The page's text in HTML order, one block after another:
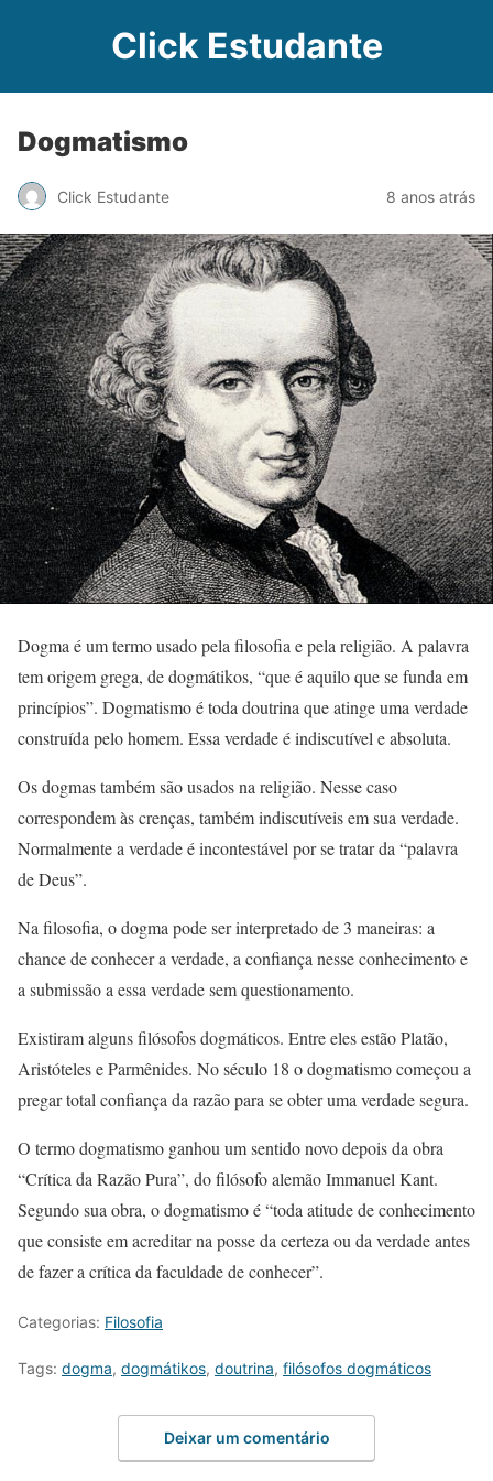
Click Estudante
Dogmatismo
Click Estudante 8 anos atrás
Dogma é um termo usado pela filosofia e pela religião. A palavra
tem origem grega, de dogmátikos, “que é aquilo que se funda em
princípios”. Dogmatismo é toda doutrina que atinge uma verdade
construída pelo homem. Essa verdade é indiscutível e absoluta.
Os dogmas também são usados na religião. Nesse caso
correspondem às crenças, também indiscutíveis em sua verdade.
Normalmente a verdade é incontestável por se tratar da “palavra
de Deus”.
Na filosofia, o dogma pode ser interpretado de 3 maneiras: a
chance de conhecer a verdade, a confiança nesse conhecimento e
a submissão a essa verdade sem questionamento.
Existiram alguns filósofos dogmáticos. Entre eles estão Platão,
Aristóteles e Parmênides. No século 18 o dogmatismo começou a
pregar total confiança da razão para se obter uma verdade segura.
O termo dogmatismo ganhou um sentido novo depois da obra
“Crítica da Razão Pura”, do filósofo alemão Immanuel Kant.
Segundo sua obra, o dogmatismo é “toda atitude de conhecimento
que consiste em acreditar na posse da certeza ou da verdade antes
de fazer a crítica da faculdade de conhecer”.
Categorias: Filosofia
Tags: dogma, dogmátikos, doutrina, filósofos dogmáticos
Deixar um comentário